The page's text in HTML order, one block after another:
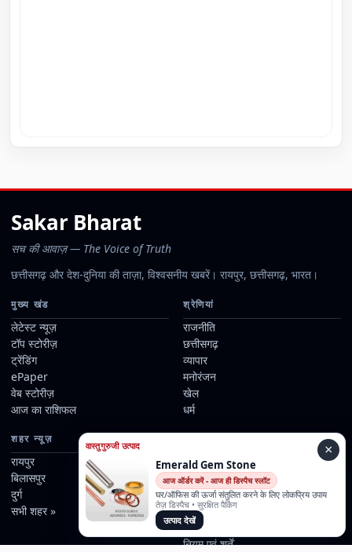
×
वास्तुगुरुजी उत्पाद
Emerald Gem Stone
आज ऑर्डर करें - आज ही डिस्पैच स्लॉट
घर/ऑफिस की ऊर्जा संतुलित करने के लिए लोकप्रिय उपाय
तेज़ डिस्पैच • सुरक्षित पैकिंग
उत्पाद देखें
Sakar Bharat
सच की आवाज़ — The Voice of Truth
छत्तीसगढ़ और देश-दुनिया की ताज़ा, विश्वसनीय खबरें। रायपुर, छत्तीसगढ़, भारत।
मुख्य खंड
लेटेस्ट न्यूज़
टॉप स्टोरीज़
ट्रेंडिंग
ePaper
वेब स्टोरीज़
आज का राशिफल
श्रेणियां
राजनीति
छत्तीसगढ़
व्यापार
मनोरंजन
खेल
धर्म
शहर न्यूज़
रायपुर
बिलासपुर
दुर्ग
सभी शहर »
हमारे बारे में
हमारे रिपोर्टर्स
संपर्क
विज्ञापन
संपादकीय नीति
नियम एवं शर्तें